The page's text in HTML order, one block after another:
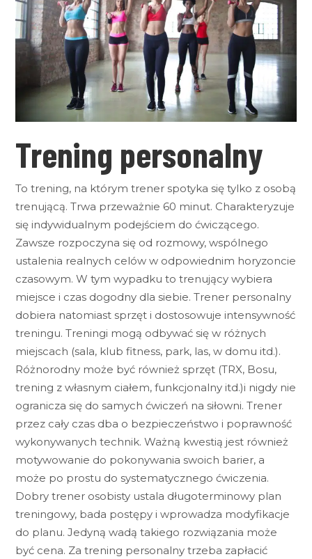
Trening personalny
To trening, na którym trener spotyka się tylko z osobą
trenującą. Trwa przeważnie 60 minut. Charakteryzuje
się indywidualnym podejściem do ćwiczącego.
Zawsze rozpoczyna się od rozmowy, wspólnego
ustalenia realnych celów w odpowiednim horyzoncie
czasowym. W tym wypadku to trenujący wybiera
miejsce i czas dogodny dla siebie. Trener personalny
dobiera natomiast sprzęt i dostosowuje intensywność
treningu. Treningi mogą odbywać się w różnych
miejscach (sala, klub fitness, park, las, w domu itd.).
Różnorodny może być również sprzęt (TRX, Bosu,
trening z własnym ciałem, funkcjonalny itd.)i nigdy nie
ogranicza się do samych ćwiczeń na siłowni. Trener
przez cały czas dba o bezpieczeństwo i poprawność
wykonywanych technik. Ważną kwestią jest również
motywowanie do pokonywania swoich barier, a
może po prostu do systematycznego ćwiczenia.
Dobry trener osobisty ustala długoterminowy plan
treningowy, bada postępy i wprowadza modyfikacje
do planu. Jedyną wadą takiego rozwiązania może
być cena. Za trening personalny trzeba zapłacić